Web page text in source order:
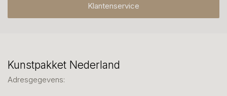
Klantenservice
Kunstpakket Nederland
Adresgegevens: